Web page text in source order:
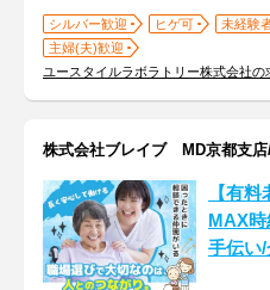
シルバー歓迎 ヒゲ可 未経験
主婦(夫)歓迎
ユースタイルラボラトリー株式会社の
株式会社ブレイブ MD京都支店
【有
MAX
手伝い